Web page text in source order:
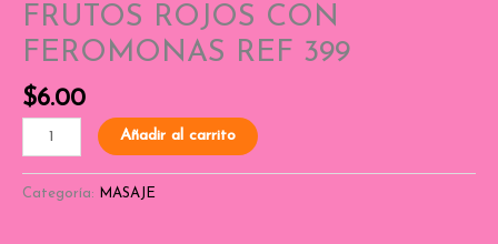
FRUTOS ROJOS CON
FEROMONAS REF 399
$6.00
Añadir al carrito
Categoría: MASAJE